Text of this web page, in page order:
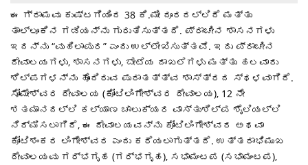
ಈ ಗ್ರಾಮವು ಕುಷ್ಟಗಿಯಿಂದ 38 ಕಿ.ಮೀ ದೂರದಲ್ಲಿದೆ ಮತ್ತು
ತಾಲ್ಲೂಕಿನ ಗಡಿಯನ್ನು ಗುರುತಿಸುತ್ತದೆ. ಪ್ರಾಚೀನ ಶಾಸನಗಳು
ಇದನ್ನು “ವುಹಿಲಾಪುರ” ಎಂದು ಉಲ್ಲೇಖಿಸುತ್ತವೆ. ಇದು ಪ್ರಾಚೀನ
ದೇವಾಲಯಗಳು, ಶಾಸನಗಳು, ಬೇಟೆಯ ದಾಖಲೆಗಳು ಮತ್ತು ಹಲವಾರು
ಶಿಲ್ಪಗಳನ್ನು ಹೊಂದಿರುವ ಪುರಾತತ್ತ್ವ ಶಾಸ್ತ್ರದ ಸ್ಥಳವಾಗಿದೆ.
ಸೋಮೇಶ್ವರ ದೇವಾಲಯ (ಕೋಟಿಲಿಂಗೇಶ್ವರ ದೇವಾಲಯ), 12 ನೇ
ಶತಮಾನದಲ್ಲಿ ಕಲ್ಯಾಣ ಚಾಲುಕ್ಯರ ವಾಸ್ತುಶಿಲ್ಪ ಶೈಲಿಯಲ್ಲಿ
ನಿರ್ಮಿಸಲಾಗಿದೆ, ಈ ದೇವಾಲಯವನ್ನು ಕೋಟಿಲಿಂಗೇಶ್ವರ ಅಥವಾ
ಕೋಟಿಶಂಕರ ಲಿಂಗೇಶ್ವರ ಎಂದು ಕರೆಯಲಾಗುತ್ತದೆ. ಉತ್ತರಾಭಿಮುಖ
ದೇವಾಲಯವು ಗರ್ಭಗೃಹ (ಗರ್ಭಗೃಹ), ಸಭಾಮಂಟಪ (ಸಭಾಮಂಟಪ),